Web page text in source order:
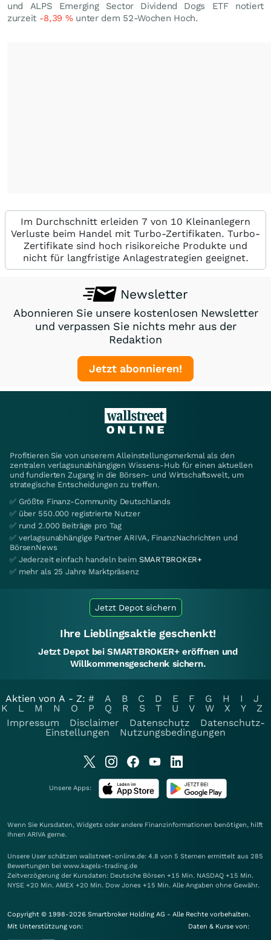
und ALPS Emerging Sector Dividend Dogs ETF notiert
zurzeit -8,39 %unter dem 52-Wochen Hoch.
Im Durchschnitt erleiden 7 von 10 Kleinanlegern
Verluste beim Handel mit Turbo-Zertifikaten. Turbo-
Zertifikate sind hoch risikoreiche Produkte und
nicht für langfristige Anlagestrategien geeignet.
Newsletter
Abonnieren Sie unsere kostenlosen Newsletter
und verpassen Sie nichts mehr aus der
Redaktion
Jetzt abonnieren!
Profitieren Sie von unserem Alleinstellungsmerkmal als den
zentralen verlagsunabhängigen Wissens-Hub für einen aktuellen
und fundierten Zugang in die Börsen- und Wirtschaftswelt, um
strategische Entscheidungen zu treffen.
✅ Größte Finanz-Community Deutschlands
✅ über 550.000 registrierte Nutzer
✅ rund 2.000 Beiträge pro Tag
✅ verlagsunabhängige Partner ARIVA, FinanzNachrichten und
BörsenNews
✅ Jederzeit einfach handeln beim SMARTBROKER+
✅ mehr als 25 Jahre Marktpräsenz
Jetzt Depot sichern
Ihre Lieblingsaktie geschenkt!
Jetzt Depot bei SMARTBROKER+ eröffnen und
Willkommensgeschenk sichern.
Aktien von A - Z: # A B C D E F G H I
J
K
L M N O P Q R S T U V W X Y
Z
Impressum
Disclaimer Datenschutz
Datenschutz-
Einstellungen
Nutzungsbedingungen
Unsere Apps:
Wenn Sie Kursdaten, Widgets oder andere Finanzinformationen benötigen, hilft
Ihnen ARIVA gerne.
Unsere User schätzen wallstreet-online.de: 4.8 von 5 Sternen ermittelt aus 285
Bewertungen bei www.kagels-trading.de
Zeitverzögerung der Kursdaten: Deutsche Börsen +15 Min. NASDAQ +15 Min.
NYSE +20 Min. AMEX +20 Min. Dow Jones +15 Min. Alle Angaben ohne Gewähr.
Copyright © 1998-2026 Smartbroker Holding AG - Alle Rechte vorbehalten.
Mit Unterstützung von:
Daten & Kurse von: